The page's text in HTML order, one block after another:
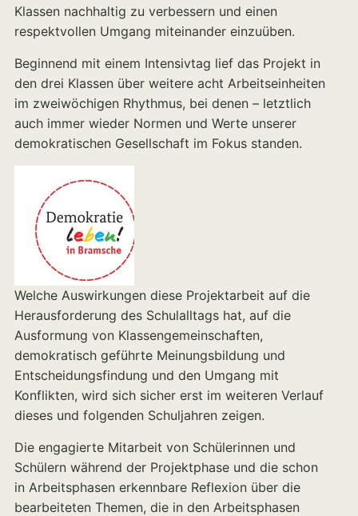
Klassen nachhaltig zu verbessern und einen
respektvollen Umgang miteinander einzuüben.
Beginnend mit einem Intensivtag lief das Projekt in
den drei Klassen über weitere acht Arbeitseinheiten
im zweiwöchigen Rhythmus, bei denen – letztlich
auch immer wieder Normen und Werte unserer
demokratischen Gesellschaft im Fokus standen.
Welche Auswirkungen diese Projektarbeit auf die
Herausforderung des Schulalltags hat, auf die
Ausformung von Klassengemeinschaften,
demokratisch geführte Meinungsbildung und
Entscheidungsfindung und den Umgang mit
Konflikten, wird sich sicher erst im weiteren Verlauf
dieses und folgenden Schuljahren zeigen.
Die engagierte Mitarbeit von Schülerinnen und
Schülern während der Projektphase und die schon
in Arbeitsphasen erkennbare Reflexion über die
bearbeiteten Themen, die in den Arbeitsphasen